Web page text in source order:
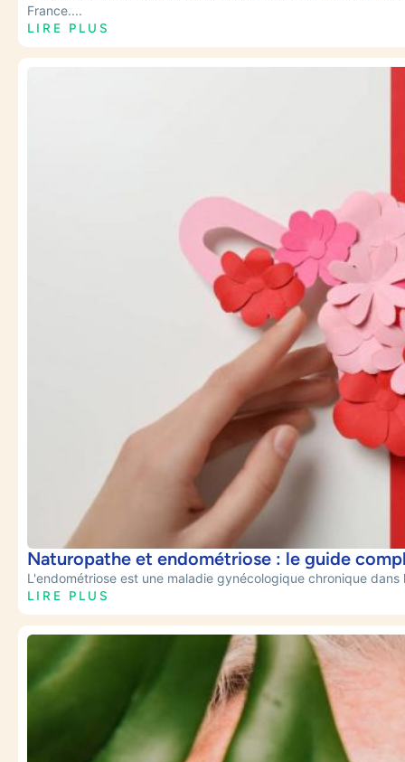
France....
LIRE PLUS
Naturopathe et endométriose : le guide
L'endométriose est une maladie gynécologique chronique
LIRE PLUS